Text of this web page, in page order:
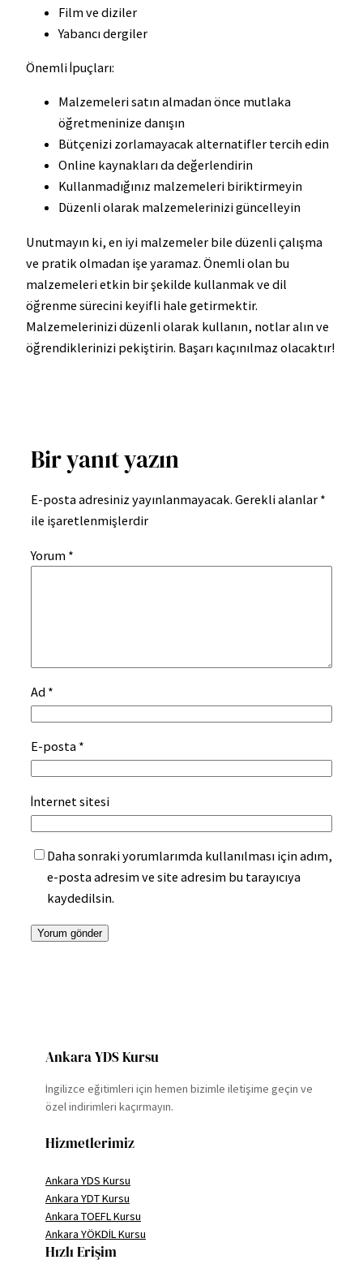
Film ve diziler
Yabancı dergiler
Önemli İpuçları:
Malzemeleri satın almadan önce mutlaka
öğretmeninize danışın
Bütçenizi zorlamayacak alternatifler tercih edin
Online kaynakları da değerlendirin
Kullanmadığınız malzemeleri biriktirmeyin
Düzenli olarak malzemelerinizi güncelleyin
Unutmayın ki, en iyi malzemeler bile düzenli çalışma
ve pratik olmadan işe yaramaz. Önemli olan bu
malzemeleri etkin bir şekilde kullanmak ve dil
öğrenme sürecini keyifli hale getirmektir.
Malzemelerinizi düzenli olarak kullanın, notlar alın ve
öğrendiklerinizi pekiştirin. Başarı kaçınılmaz olacaktır!
Bir yanıt yazın
E-posta adresiniz yayınlanmayacak. Gerekli alanlar *
ile işaretlenmişlerdir
Yorum *
Ad *
E-posta *
İnternet sitesi
Daha sonraki yorumlarımda kullanılması için adım,
e-posta adresim ve site adresim bu tarayıcıya
kaydedilsin.
Ankara YDS Kursu
İngilizce eğitimleri için hemen bizimle iletişime geçin ve
özel indirimleri kaçırmayın.
Hizmetlerimiz
Ankara YDS Kursu
Ankara YDT Kursu
Ankara TOEFL Kursu
Ankara YÖKDİL Kursu
Hızlı Erişim